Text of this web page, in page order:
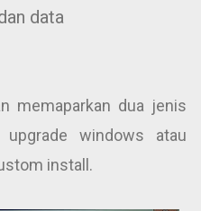
data
dua jenis
windows atau
install.